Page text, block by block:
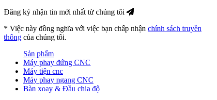
Đăng ký nhận tin mới nhất từ chúng tôi
* Việc này đồng nghĩa với việc bạn chấp nhận chính sách truyền
thông của chúng tôi.
Sản phẩm
Máy phay đứng CNC
Máy tiện cnc
Máy phay ngang CNC
Bàn xoay & Đầu chia độ